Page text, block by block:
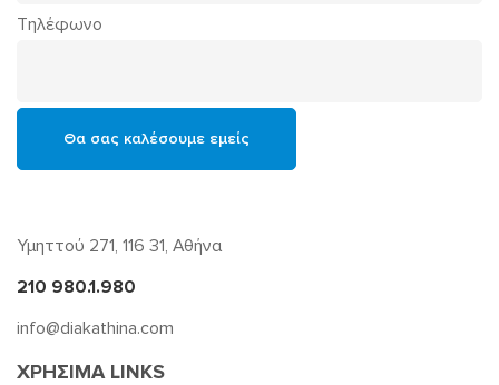
Τηλέφωνο
Υμηττού 271, 116 31, Αθήνα
210 980.1.980
info@diakathina.com
ΧΡΗΣΙΜΑ LINKS